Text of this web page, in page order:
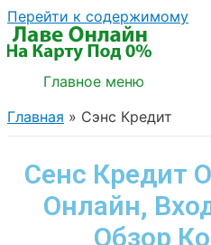
Перейти к содержимому
Главное меню
Главная
Сэнс Кредит
Сенс Кредит
Онлайн,
Обзор